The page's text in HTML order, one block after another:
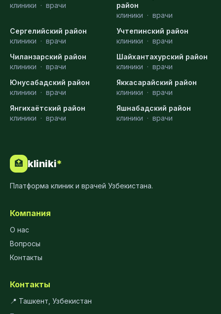
клиники · врачи
район
клиники · врачи
Сергелийский район
клиники · врачи
Учтепинский район
клиники · врачи
Чиланзарский район
клиники · врачи
Шайхантахурский район
клиники · врачи
Юнусабадский район
клиники · врачи
Яккасарайский район
клиники · врачи
Янгихаётский район
клиники · врачи
Яшнабадский район
клиники · врачи
🏥 kliniki*
Платформа клиник и врачей Узбекистана.
Компания
О нас
Вопросы
Контакты
Контакты
📍 Ташкент, Узбекистан